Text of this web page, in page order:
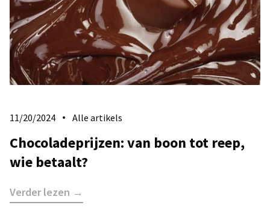
11/20/2024 Alle artikels
Chocoladeprijzen: van boon tot reep,
wie betaalt?
Verder lezen →